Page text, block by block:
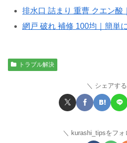
排水口 詰まり 重曹 クエン酸
網戸 破れ 補修 100均｜簡単
トラブル解決
シェアする
kurashi_tipsをフォ